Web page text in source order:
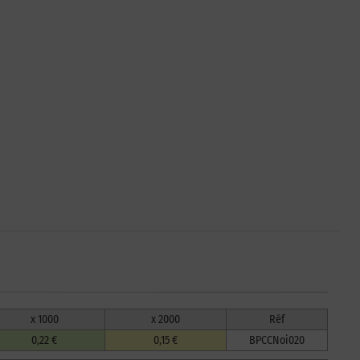
x 1000 x 2000
Réf
0,22 € 0,15 € BPCCNoi020